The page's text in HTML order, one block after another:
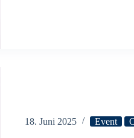
18. Juni 2025 Event